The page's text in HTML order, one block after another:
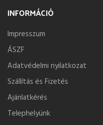
INFORMÁCIÓ
Impresszum
ÁSZF
Adatvédelmi nyilatkozat
Szállítás és Fizetés
Ajánlatkérés
Telephelyünk